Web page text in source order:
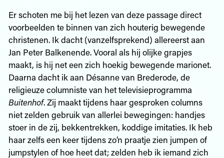
Er schoten me bij het lezen van deze passage direct
voorbeelden te binnen van zich houterig bewegende
christenen. Ik dacht (vanzelfsprekend) allereerst aan
Jan Peter Balkenende. Vooral als hij olijke grapjes
maakt, is hij net een zich hoekig bewegende marionet.
Daarna dacht ik aan Désanne van Brederode, de
religieuze columniste van het televisieprogramma
Buitenhof. Zij maakt tijdens haar gesproken columns
niet zelden gebruik van allerlei bewegingen: handjes
stoer in de zij, bekkentrekken, koddige imitaties. Ik heb
haar zelfs een keer tijdens zo’n praatje zien jumpen of
jumpstylen of hoe heet dat; zelden heb ik iemand zich